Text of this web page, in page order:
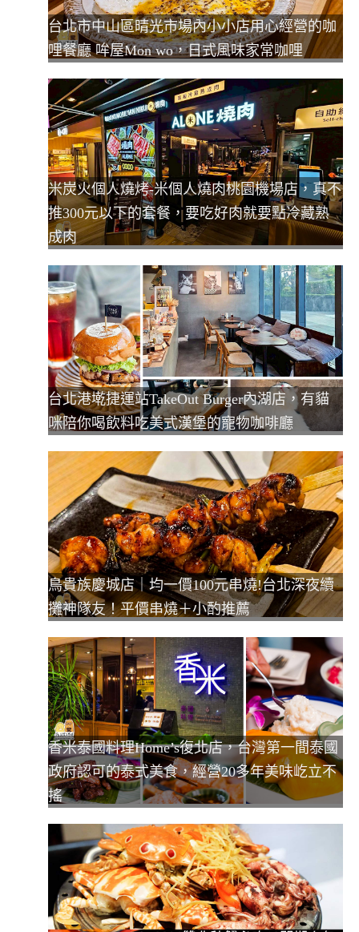
台北市中山區晴光市場內小小店用心經營的咖
哩餐廳 哞屋Mon wo，日式風味家常咖哩
米炭火個人燒烤-米個人燒肉桃園機場店，真不
推300元以下的套餐，要吃好肉就要點冷藏熟
成肉
台北港墘捷運站TakeOut Burger內湖店，有貓
咪陪你喝飲料吃美式漢堡的寵物咖啡廳
鳥貴族慶城店｜均一價100元串燒!台北深夜續
攤神隊友！平價串燒＋小酌推薦
香米泰國料理Home’s復北店，台灣第一間泰國
政府認可的泰式美食，經營20多年美味屹立不
搖